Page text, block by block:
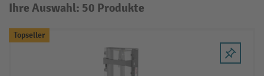
Ihre Auswahl: 50 Produkte
Topseller